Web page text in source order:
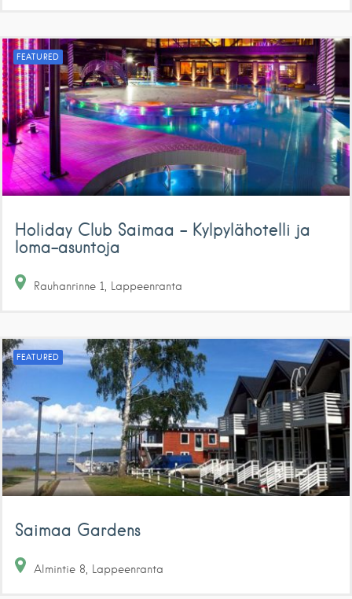
FEATURED
Holiday Club Saimaa – Kylpylähotelli ja
loma-asuntoja
Rauhanrinne 1 Lappeenranta
FEATURED
Saimaa Gardens
Almintie 8 Lappeenranta